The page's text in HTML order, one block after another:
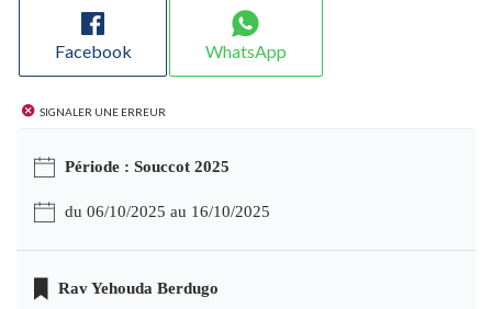
Facebook WhatsApp
Signaler une erreur
Période : Souccot 2025
du 06/10/2025 au 16/10/2025
Rav Yehouda Berdugo